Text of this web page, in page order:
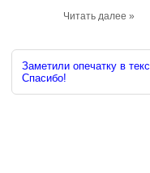
Читать далее »
Заметили опечатку в
Спасибо!